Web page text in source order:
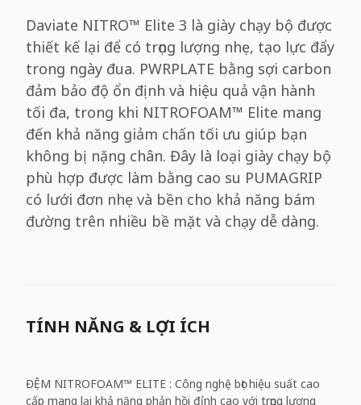
Daviate NITRO™️ Elite 3 là giày chạy bộ được
thiết kế lại để có trọng lượng nhẹ, tạo lực đẩy
trong ngày đua. PWRPLATE bằng sợi carbon
đảm bảo độ ổn định và hiệu quả vận hành
tối đa, trong khi NITROFOAM™ Elite mang
đến khả năng giảm chấn tối ưu giúp bạn
không bị nặng chân. Đây là loại giày chạy bộ
phù hợp được làm bằng cao su PUMAGRIP
có lưới đơn nhẹ và bền cho khả năng bám
đường trên nhiều bề mặt và chạy dễ dàng.
TÍNH NĂNG & LỢI ÍCH
ĐỆM NITROFOAM™ ELITE : Công nghệ bọt hiệu suất cao
cấp mang lại khả năng phản hồi đỉnh cao với trọng lượng